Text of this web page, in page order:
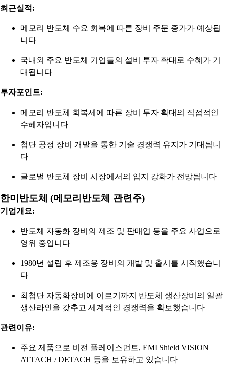
최근실적:
메모리 반도체 수요 회복에 따른 장비 주문 증가가 예상됩
니다
국내외 주요 반도체 기업들의 설비 투자 확대로 수혜가 기
대됩니다
투자포인트:
메모리 반도체 회복세에 따른 장비 투자 확대의 직접적인
수혜자입니다
첨단 공정 장비 개발을 통한 기술 경쟁력 유지가 기대됩니
다
글로벌 반도체 장비 시장에서의 입지 강화가 전망됩니다
한미반도체 (메모리반도체 관련주)
기업개요:
반도체 자동화 장비의 제조 및 판매업 등을 주요 사업으로
영위 중입니다
1980년 설립 후 제조용 장비의 개발 및 출시를 시작했습니
다
최첨단 자동화장비에 이르기까지 반도체 생산장비의 일괄
생산라인을 갖추고 세계적인 경쟁력을 확보했습니다
관련이유:
주요 제품으로 비전 플레이스먼트, EMI Shield VISION
ATTACH / DETACH 등을 보유하고 있습니다